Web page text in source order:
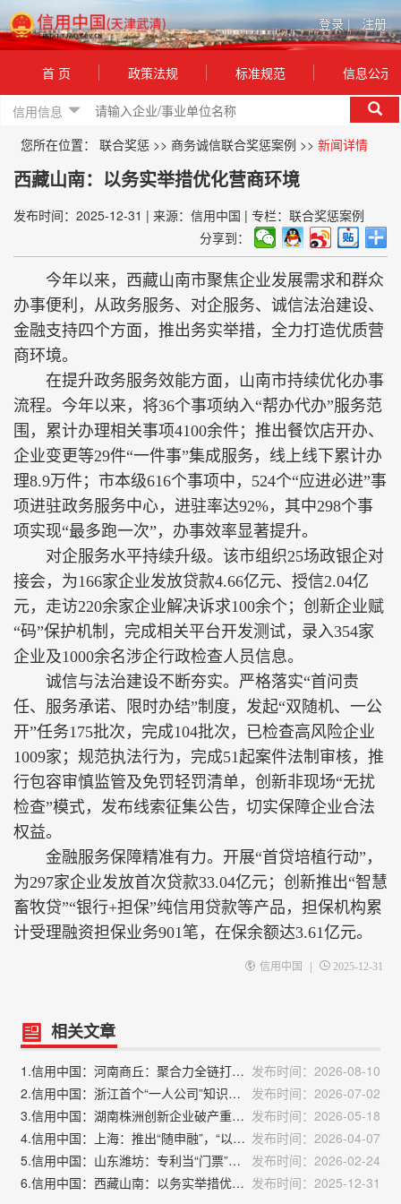
登录| 注册
首 页 政策法规 标准规范 信息公示
信用信息
您所在位置： 联合奖惩 >> 商务诚信联合奖惩案例 >> 新闻详情
西藏山南：以务实举措优化营商环境
发布时间：2025-12-31 | 来源：信用中国 | 专栏：联合奖惩案例
分享到：
今年以来，西藏山南市聚焦企业发展需求和群众
办事便利，从政务服务、对企服务、诚信法治建设、
金融支持四个方面，推出务实举措，全力打造优质营
商环境。
在提升政务服务效能方面，山南市持续优化办事
流程。今年以来，将36个事项纳入“帮办代办”服务范
围，累计办理相关事项4100余件；推出餐饮店开办、
企业变更等29件“一件事”集成服务，线上线下累计办
理8.9万件；市本级616个事项中，524个“应进必进”事
项进驻政务服务中心，进驻率达92%，其中298个事
项实现“最多跑一次”，办事效率显著提升。
对企服务水平持续升级。该市组织25场政银企对
接会，为166家企业发放贷款4.66亿元、授信2.04亿
元，走访220余家企业解决诉求100余个；创新企业赋
“码”保护机制，完成相关平台开发测试，录入354家
企业及1000余名涉企行政检查人员信息。
诚信与法治建设不断夯实。严格落实“首问责
任、服务承诺、限时办结”制度，发起“双随机、一公
开”任务175批次，完成104批次，已检查高风险企业
1009家；规范执法行为，完成51起案件法制审核，推
行包容审慎监管及免罚轻罚清单，创新非现场“无扰
检查”模式，发布线索征集公告，切实保障企业合法
权益。
金融服务保障精准有力。开展“首贷培植行动”，
为297家企业发放首次贷款33.04亿元；创新推出“智慧
畜牧贷”“银行+担保”纯信用贷款等产品，担保机构累
计受理融资担保业务901笔，在保余额达3.61亿元。
信用中国 | 2025-12-31
相关文章
1.信用中国：河南商丘：聚合力全链打击，严监管净化市场 发布时间：2026-08-10
2.信用中国：浙江首个“一人公司”知识产权服务站揭牌
发布时间：2026-07-02
3.信用中国：湖南株洲创新企业破产重整机制 发布时间：2026-05-18
4.信用中国：上海：推出“随申融”，“以信用换贷款”破解融资难融资贵 发布时间：2026-04-07
5.信用中国：山东潍坊：专利当“门票”，技术变“信用”
发布时间：2026-02-24
6.信用中国：西藏山南：以务实举措优化营商环境 发布时间：2025-12-31